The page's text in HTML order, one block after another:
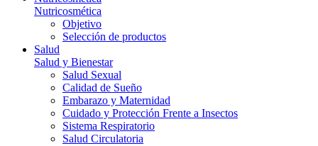
Nutricosmética
Objetivo
Selección de productos
Salud
Salud y Bienestar
Salud Sexual
Calidad de Sueño
Embarazo y Maternidad
Cuidado y Protección Frente a Insectos
Sistema Respiratorio
Salud Circulatoria